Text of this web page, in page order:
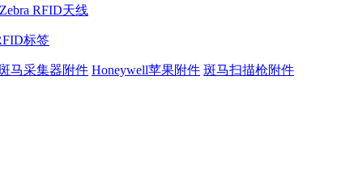
Zebra RFID天线
标签
马采集器附件 Honeywell苹果附件 斑马扫描枪附件